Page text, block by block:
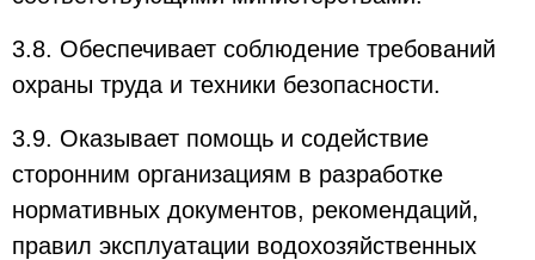
3.8. Обеспечивает соблюдение требований
охраны труда и техники безопасности.
3.9. Оказывает помощь и содействие
сторонним организациям в разработке
нормативных документов, рекомендаций,
правил эксплуатации водохозяйственных